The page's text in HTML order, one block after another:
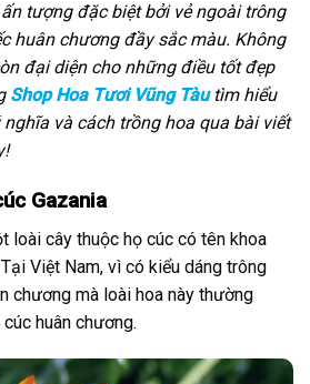
tượng đặc biệt bởi vẻ ngoài trông
huân chương đầy sắc màu. Không
đại diện cho những điều tốt đẹp
Shop Hoa Tươi Vũng Tàutìm hiểu
nghĩa và cách trồng hoa qua bài viết
Gazania
loài cây thuộc họ cúc có tên khoa
Việt Nam, vì có kiểu dáng trông
chương mà loài hoa này thường
huân chương.